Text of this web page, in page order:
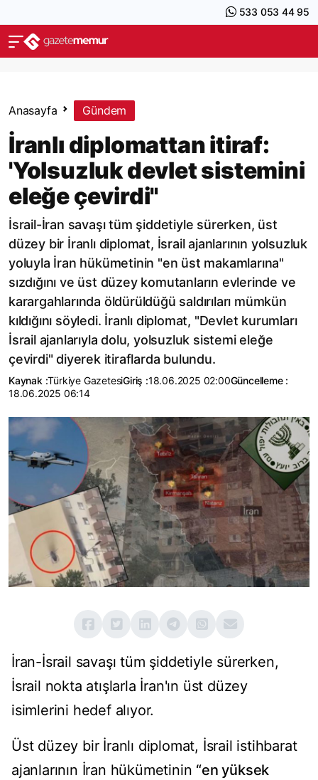
533 053 44 95
Anasayfa Gündem
İranlı diplomattan itiraf:
'Yolsuzluk devlet sistemini
eleğe çevirdi"
İsrail-İran savaşı tüm şiddetiyle sürerken, üst
düzey bir İranlı diplomat, İsrail ajanlarının yolsuzluk
yoluyla İran hükümetinin "en üst makamlarına"
sızdığını ve üst düzey komutanların evlerinde ve
karargahlarında öldürüldüğü saldırıları mümkün
kıldığını söyledi. İranlı diplomat, "Devlet kurumları
İsrail ajanlarıyla dolu, yolsuzluk sistemi eleğe
çevirdi" diyerek itiraflarda bulundu.
Kaynak :Türkiye GazetesiGiriş :18.06.2025 02:00Güncelleme :
18.06.2025 06:14
İran-İsrail savaşı tüm şiddetiyle sürerken,
İsrail nokta atışlarla İran'ın üst düzey
isimlerini hedef alıyor.
Üst düzey bir İranlı diplomat, İsrail istihbarat
ajanlarının İran hükümetinin “en yüksek